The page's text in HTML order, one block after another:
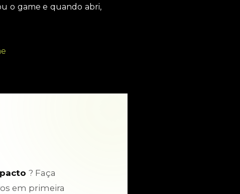
o game e quando abri,
? Faça
em primeira